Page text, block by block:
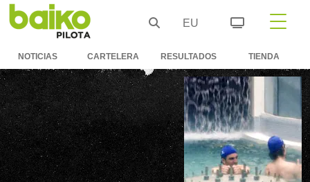
EU
NOTICIAS CARTELERA RESULTADOS TIENDA